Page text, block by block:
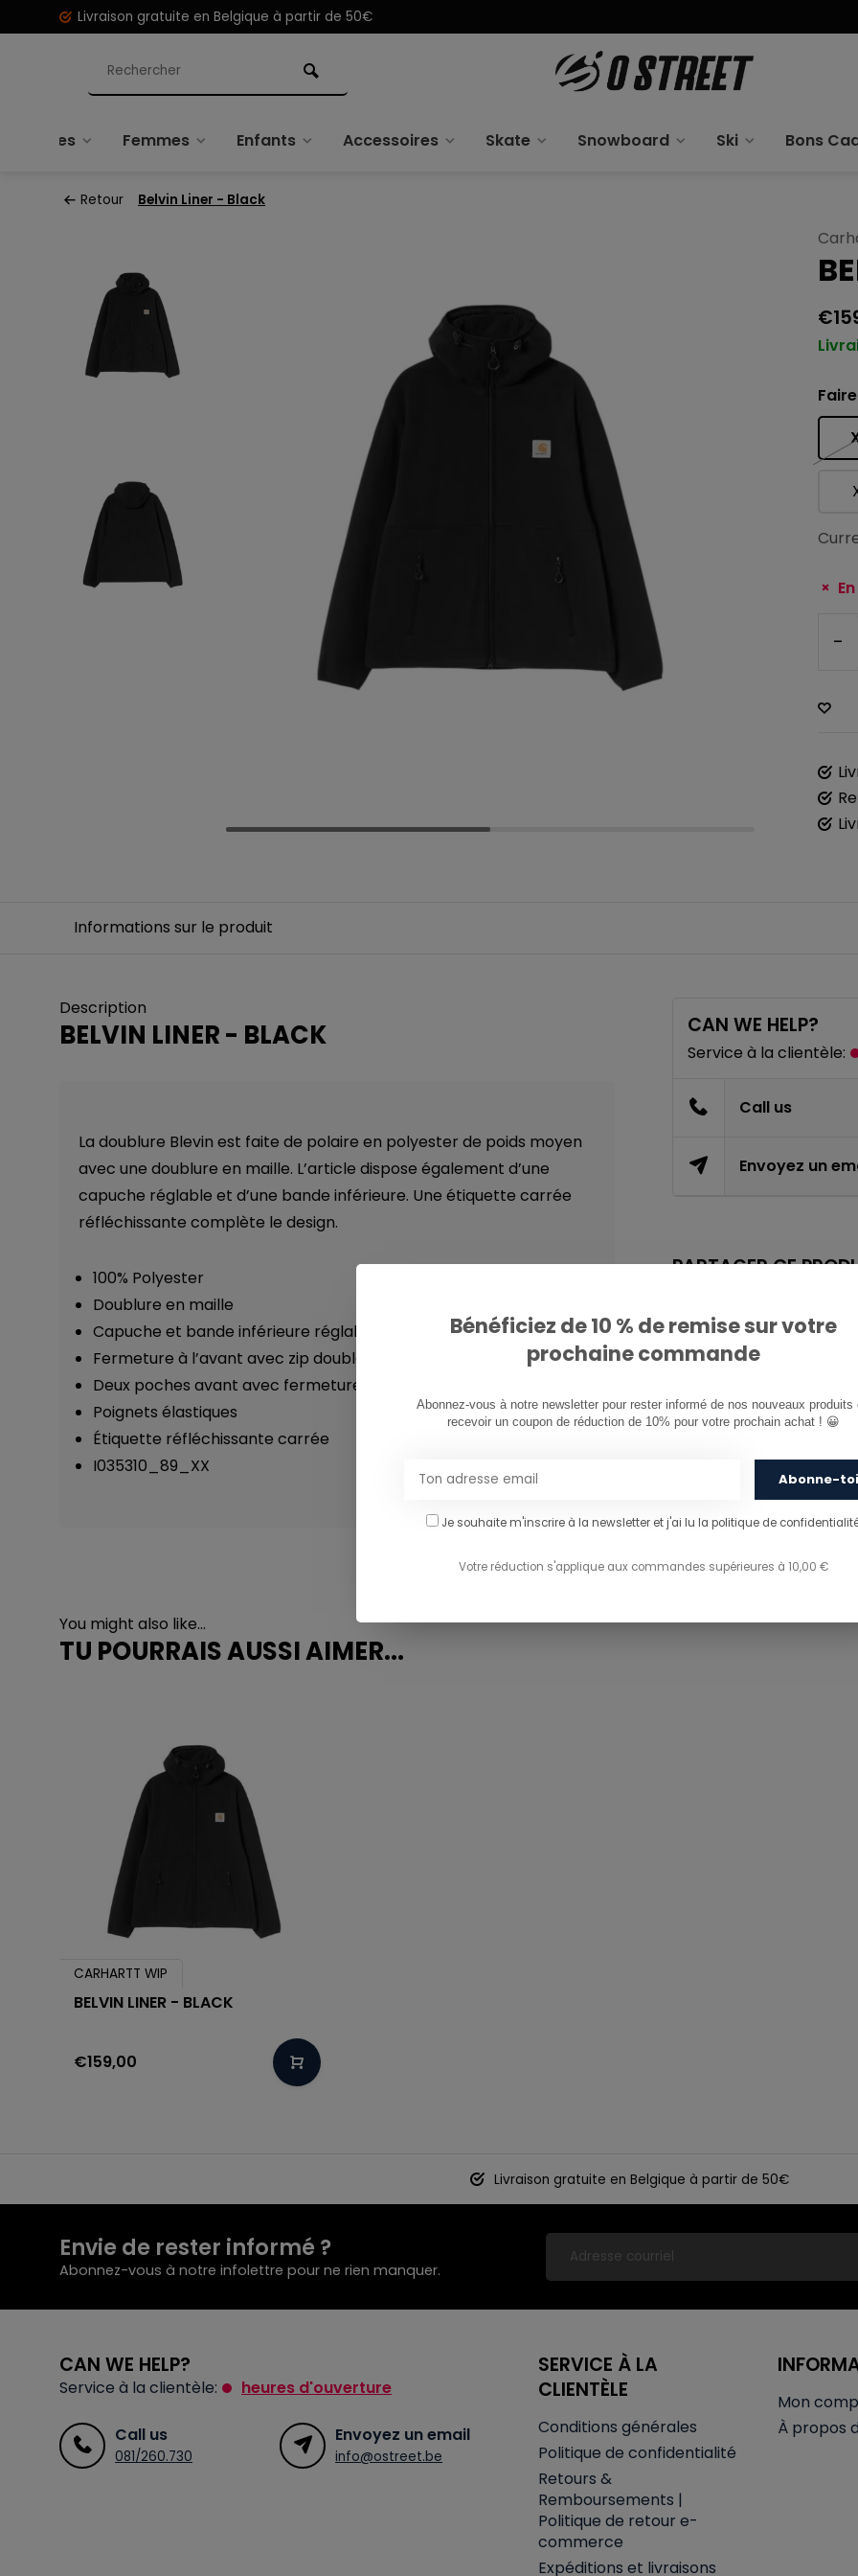
Livraison gratuite en Belgique à partir de 50€
Hommes Femmes Enfants Accessoires Skate Snowboard Ski Bons
Retour Belvin Liner - Black
-
Informations sur le produit
Description
BELVIN LINER - BLACK
La doublure Blevin est faite de polaire en polyester de poids moyen
avec une doublure en maille. L’article dispose également d’une
capuche réglable et d’une bande inférieure. Une étiquette carrée
réfléchissante complète le design.
100% Polyester
Doublure en maille
Capuche et bande inférieure réglables
Fermeture à l’avant avec zip double sens
Deux poches avant avec fermeture à glissière
Poignets élastiques
Étiquette réfléchissante carrée
I035310_89_XX
CAN WE HELP?
Service à la clientèle:
Call us
Envoyez un
PARTAGER CE
You might also like...
TU POURRAIS AUSSI AIMER...
CARHARTT WIP
BELVIN LINER - BLACK
€159,00
Livraison gratuite en Belgique à partir de 50€
Envie de rester informé ?
Abonnez-vous à notre infolettre pour ne rien manquer.
CAN WE HELP?
Service à la clientèle: heures d'ouverture
Call us
081/260.730
Envoyez un email
info@ostreet.be
SERVICE À LA
CLIENTÈLE
Conditions générales
Politique de confidentialité
Retours &
Remboursements |
Politique de retour e-
commerce
Expéditions et livraisons
Mon
À propos
Bénéficiez de 10 % de remise sur votre
prochaine commande
Abonnez-vous à notre newsletter pour rester informé de nos nouveaux produits
recevoir un coupon de réduction de 10% pour votre prochain achat ! 😀
Abonne-toi
Je souhaite m'inscrire à la newsletter et j'ai lu la politique de
Votre réduction s'applique aux commandes supérieures à 10,00 €